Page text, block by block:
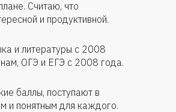
Считаю, что
и продуктивной.
и литературы с 2008
ОГЭ и ЕГЭ с 2008 года.
баллы, поступают в
и понятным для каждого.